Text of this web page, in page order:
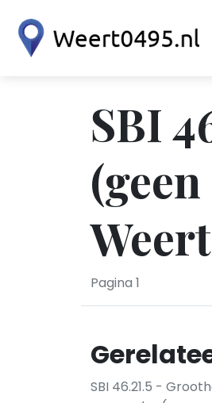
SBI
Weert
Pagina 1
SBI 46.21.5 -